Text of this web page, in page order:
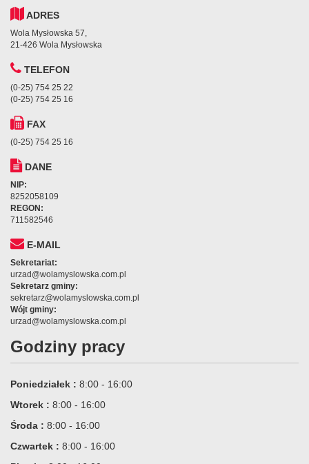
ADRES
Wola Mysłowska 57,
21-426 Wola Mysłowska
TELEFON
(0-25) 754 25 22
(0-25) 754 25 16
FAX
(0-25) 754 25 16
DANE
NIP:
8252058109
REGON:
711582546
E-MAIL
Sekretariat:
urzad@wolamyslowska.com.pl
Sekretarz gminy:
sekretarz@wolamyslowska.com.pl
Wójt gminy:
urzad@wolamyslowska.com.pl
Godziny pracy
Poniedziałek : 8:00 - 16:00
Wtorek : 8:00 - 16:00
Środa : 8:00 - 16:00
Czwartek : 8:00 - 16:00